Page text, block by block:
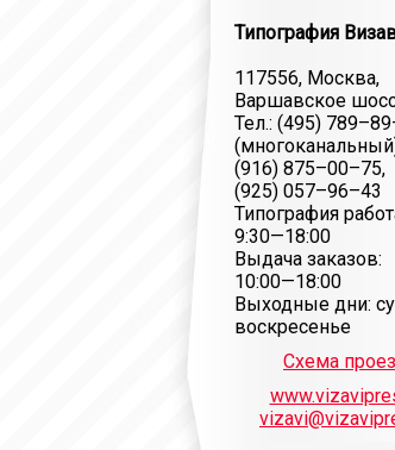
Типография
117556, Москва,
Варшавское
Тел.: (495)
(916) 875–00–75,
(925) 057–96–43
Типография
9:30—18:00
Выдача заказов:
10:00—18:00
Выходные дни:
воскресенье
Схема